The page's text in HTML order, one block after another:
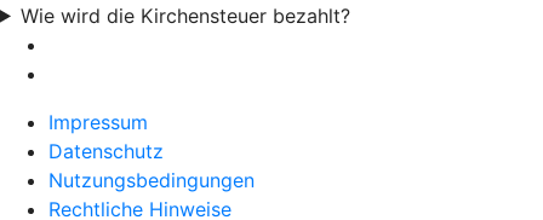
Wie wird die Kirchensteuer bezahlt?
Impressum
Datenschutz
Nutzungsbedingungen
Rechtliche Hinweise